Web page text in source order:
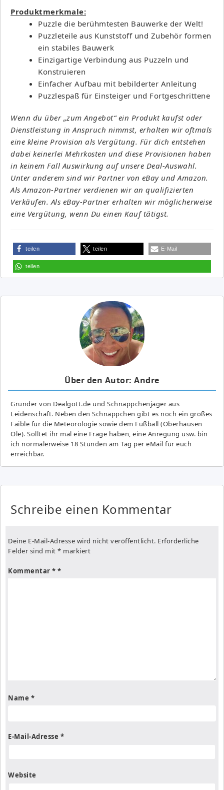
Produktmerkmale:
Puzzle die berühmtesten Bauwerke der Welt!
Puzzleteile aus Kunststoff und Zubehör formen
ein stabiles Bauwerk
Einzigartige Verbindung aus Puzzeln und
Konstruieren
Einfacher Aufbau mit bebilderter Anleitung
Puzzlespaß für Einsteiger und Fortgeschrittene
Wenn du über „zum Angebot“ ein Produkt kaufst oder
Dienstleistung in Anspruch nimmst, erhalten wir oftmals
eine kleine Provision als Vergütung. Für dich entstehen
dabei keinerlei Mehrkosten und diese Provisionen haben
in keinem Fall Auswirkung auf unsere Deal-Auswahl.
Unter anderem sind wir Partner von eBay und Amazon.
Als Amazon-Partner verdienen wir an qualifizierten
Verkäufen. Als eBay-Partner erhalten wir möglicherweise
eine Vergütung, wenn Du einen Kauf tätigst.
teilen teilen E-Mail
teilen
Über den Autor: Andre
Gründer von Dealgott.de und Schnäppchenjäger aus
Leidenschaft. Neben den Schnäppchen gibt es noch ein großes
Fai­ble für die Meteorologie sowie dem Fußball (Oberhausen
Ole). Solltet ihr mal eine Frage haben, eine Anregung usw. bin
ich normalerweise 18 Stunden am Tag per eMail für euch
erreichbar.
Schreibe einen Kommentar
Deine E-Mail-Adresse wird nicht veröffentlicht. Erforderliche
Felder sind mit * markiert
Kommentar *
Name *
E-Mail-Adresse *
Website